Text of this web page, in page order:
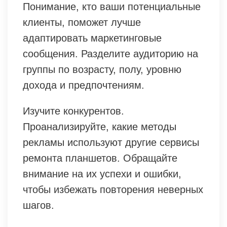
Понимание, кто ваши потенциальные
клиенты, поможет лучше
адаптировать маркетинговые
сообщения. Разделите аудиторию на
группы по возрасту, полу, уровню
дохода и предпочтениям.
Изучите конкурентов.
Проанализируйте, какие методы
рекламы используют другие сервисы
ремонта планшетов. Обращайте
внимание на их успехи и ошибки,
чтобы избежать повторения неверных
шагов.